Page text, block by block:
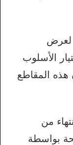
لعرض
الأسلوب
هذه المقاطع
من
بواسطة